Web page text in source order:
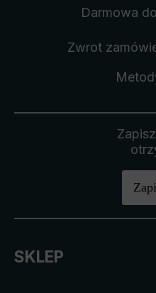
Darmowa
Zwrot
SKLEP